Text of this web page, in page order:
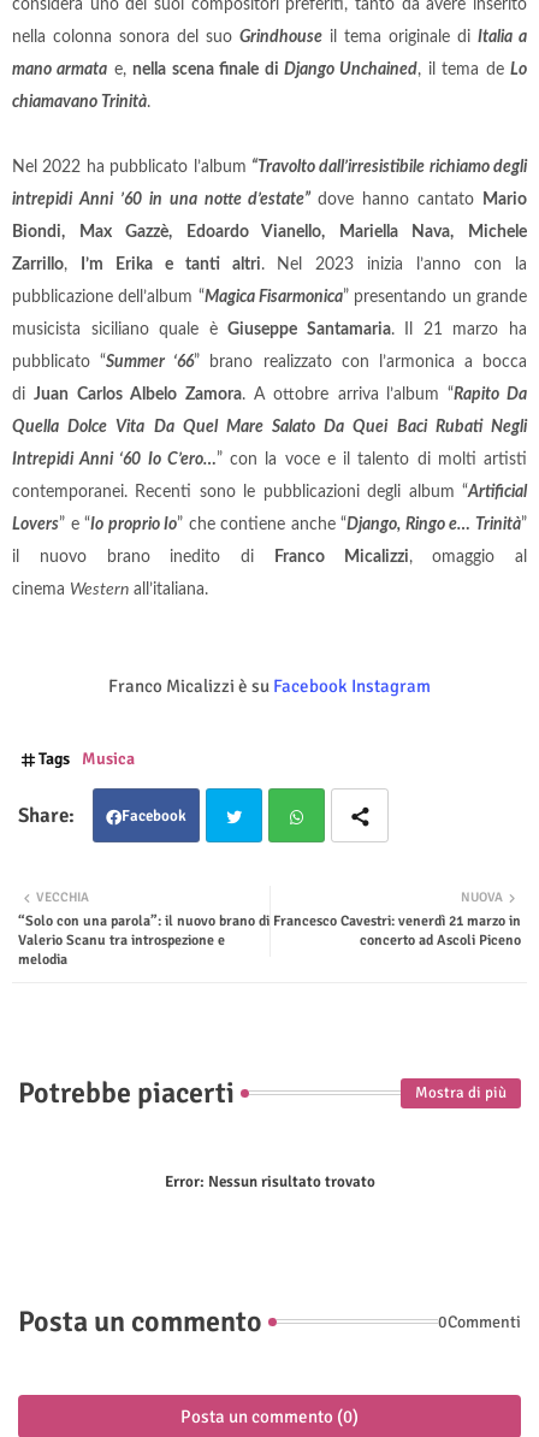
considera uno dei suoi compositori preferiti, tanto da avere inserito
nella colonna sonora del suo Grindhouse il tema originale di Italia a
mano armata e,nella scena finale di Django Unchained, il tema deLo
chiamavano Trinità.
Nel 2022 ha pubblicato l’album “Travolto dall’irresistibile richiamo degli
intrepidi Anni ’60 in una notte d’estate” dove hanno cantato
Mario
Biondi, Max Gazzè, Edoardo Vianello, Mariella Nava, Michele
Zarrillo, I’m Erika e tanti altri. Nel 2023 inizia l’anno con la
pubblicazione dell’album “Magica Fisarmonica” presentando un grande
musicista siciliano quale èGiuseppe Santamaria. Il 21 marzo ha
pubblicato “Summer ‘66” brano realizzato con l’armonica a bocca
diJuan Carlos Albelo Zamora. A ottobre arriva l’album “Rapito Da
Quella Dolce Vita Da Quel Mare Salato Da Quei Baci Rubati Negli
Intrepidi Anni ‘60 Io C’ero…” con la voce e il talento di molti artisti
contemporanei. Recenti sono le pubblicazioni degli album “Artificial
Lovers” e “Io proprio Io” che contiene anche “Django, Ringo e… Trinità”
il nuovo brano inedito di
Franco Micalizzi, omaggio al
cinema Western all’italiana.
Franco Micalizzi è su Facebook Instagram
Tags Musica
Facebook
ter tsap
NUOVA
Francesco Cavestri: venerdì 21 marzo in
concerto ad Ascoli Piceno
VECCHIA
“Solo con una parola”: il nuovo brano di
Valerio Scanu tra introspezione e
melodia
Potrebbe piacerti Mostra di più
Error: Nessun risultato trovato
Posta un commento 0Commenti
Posta un commento (0)